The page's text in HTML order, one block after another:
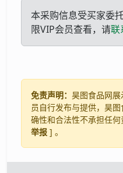
本采购信息受买家委
限VIP会员查看，请联
免责声明： 昊图食品网
员自行发布与提供，昊
确性和合法性不承担任
举报 ] 。